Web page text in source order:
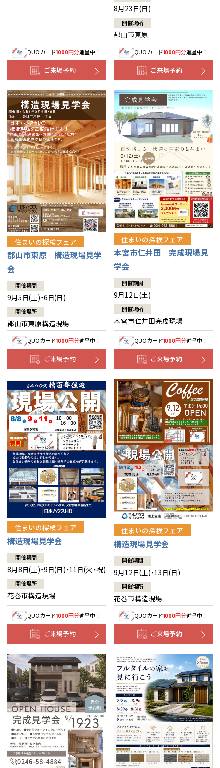
QUOカード1000円分進呈中！
ご来場予約
8月23日(日)
開催場所
郡山市東原
QUOカード1000円分進呈中！
ご来場予約
住まいの探検フェア
郡山市東原 構造現場見学
会
開催期間
9月5日(土)・6日(日)
開催場所
郡山市東原構造現場
QUOカード1000円分進呈中！
ご来場予約
住まいの探検フェア
本宮市仁井田 完成現場見
学会
開催期間
9月12日(土)
開催場所
本宮市仁井田完成現場
QUOカード1000円分進呈中！
ご来場予約
住まいの探検フェア
構造現場見学会
開催期間
8月8日(土)・9日(日)・11日(火・祝)
開催場所
花巻市構造現場
QUOカード1000円分進呈中！
ご来場予約
住まいの探検フェア
構造現場見学会
開催期間
9月12日(土)・13日(日)
開催場所
花巻市構造現場
QUOカード1000円分進呈中！
ご来場予約